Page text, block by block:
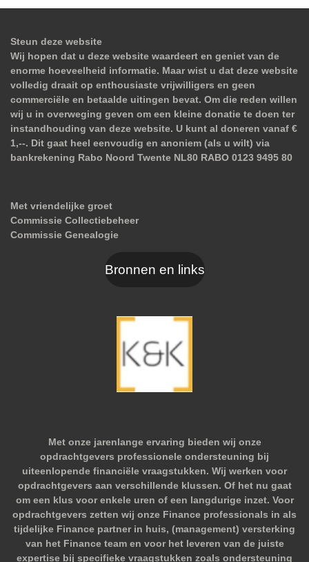
Steun deze website
Wij hopen dat u deze website waardeert en geniet van de
enorme hoeveelheid informatie. Maar wist u dat deze website
volledig draait op enthousiaste vrijwilligers en geen
commerciële en betaalde uitingen bevat. Om die reden willen
wij u in overweging geven om een kleine donatie te doen ter
instandhouding van deze website. U kunt al doneren vanaf €
1,--. Dit gaat heel eenvoudig en anoniem (als u wilt) via
bankrekening Rabo Noord Twente NL80 RABO 0123 9495 80
Met vriendelijke groet
Commissie Collectiebeheer
Commissie Genealogie
Bronnen en links
Met onze jarenlange ervaring bieden wij onze
opdrachtgevers professionele ondersteuning bij
uiteenlopende financiële vraagstukken. Wij werken voor
opdrachtgevers aan verschillende klussen. Of het nu gaat
om een klus voor enkele uren of een langdurige inzet. Voor
opdrachtgevers zetten wij onze Finance professionals in als
tijdelijke Finance partner in huis, (management) versterking
van het Finance team en voor het leveren van de juiste
expertise bij specifieke vraagstukken zoals ondersteuning